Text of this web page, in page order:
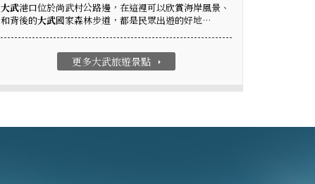
大武港口位於尚武村公路邊，在這裡可以欣賞海岸風景、
和背後的大武國家森林步道，都是民眾出遊的好地…
更多大武旅遊景點 arrow_right